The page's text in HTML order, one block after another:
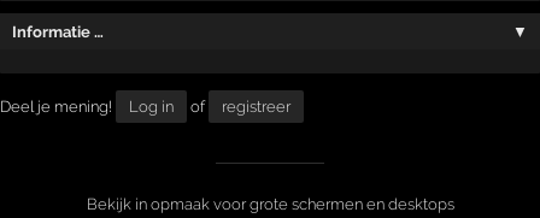
Informatie … ▼
Deel je mening! Log in of registreer
Bekijk in opmaak voor grote schermen en desktops